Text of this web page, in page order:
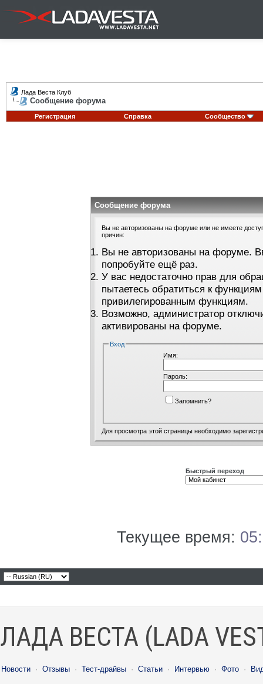
Лада Веста Клуб
Сообщение форума
Регистрация Справка Сообщество
Сообщение форума
Вы не авторизованы на форуме или не имеете
причин:
Вы не авторизованы на форуме.
попробуйте ещё раз.
У вас недостаточно прав для
пытаетесь обратиться к
привилегированным функциям.
Возможно, администратор
активированы на форуме.
Вход
Имя:
Пароль:
Запомнить?
Для просмотра этой страницы необходимо
Быстрый переход
Текущее время:
ЛАДА ВЕСТА (LADA
Новости · Отзывы · Тест-драйвы · Статьи · Интервью · Фото ·